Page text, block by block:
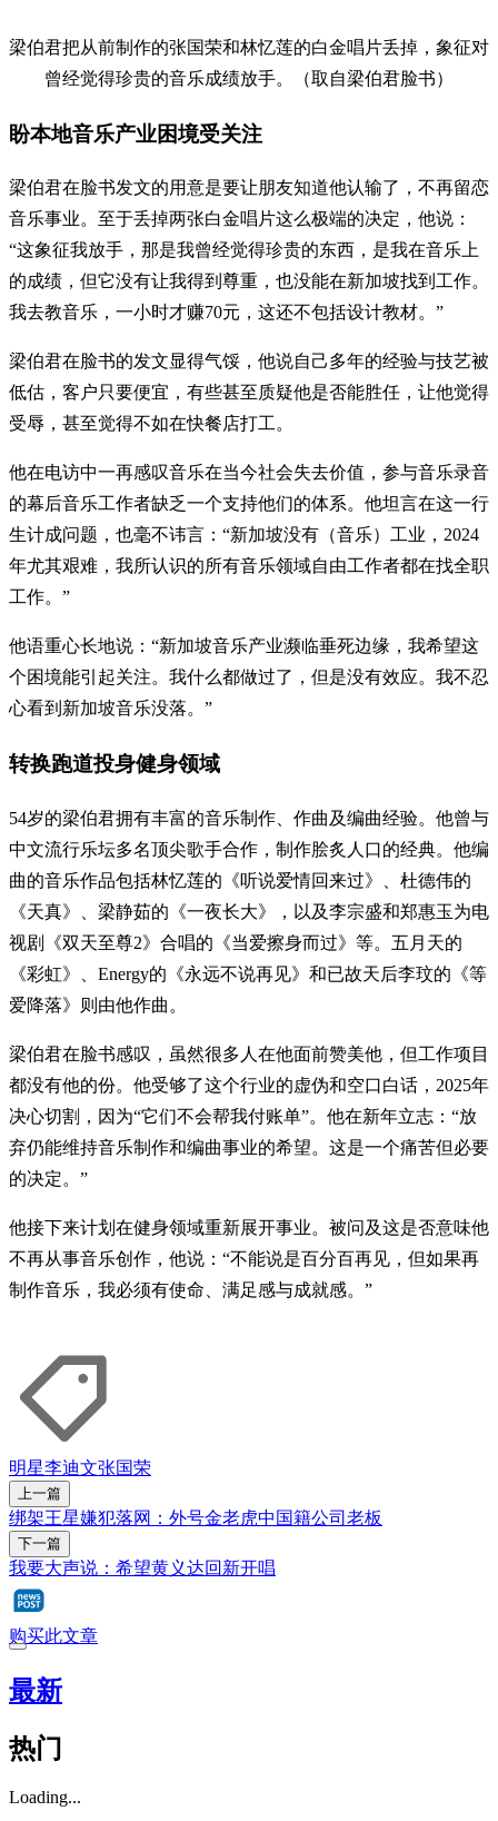
梁伯君把从前制作的张国荣和林忆莲的白金唱片丢掉，象征对
曾经觉得珍贵的音乐成绩放手。（取自梁伯君脸书）
盼本地音乐产业困境受关注
梁伯君在脸书发文的用意是要让朋友知道他认输了，不再留恋
音乐事业。至于丢掉两张白金唱片这么极端的决定，他说：
“这象征我放手，那是我曾经觉得珍贵的东西，是我在音乐上
的成绩，但它没有让我得到尊重，也没能在新加坡找到工作。
我去教音乐，一小时才赚70元，这还不包括设计教材。”
梁伯君在脸书的发文显得气馁，他说自己多年的经验与技艺被
低估，客户只要便宜，有些甚至质疑他是否能胜任，让他觉得
受辱，甚至觉得不如在快餐店打工。
他在电访中一再感叹音乐在当今社会失去价值，参与音乐录音
的幕后音乐工作者缺乏一个支持他们的体系。他坦言在这一行
生计成问题，也毫不讳言：“新加坡没有（音乐）工业，2024
年尤其艰难，我所认识的所有音乐领域自由工作者都在找全职
工作。”
他语重心长地说：“新加坡音乐产业濒临垂死边缘，我希望这
个困境能引起关注。我什么都做过了，但是没有效应。我不忍
心看到新加坡音乐没落。”
转换跑道投身健身领域
54岁的梁伯君拥有丰富的音乐制作、作曲及编曲经验。他曾与
中文流行乐坛多名顶尖歌手合作，制作脍炙人口的经典。他编
曲的音乐作品包括林忆莲的《听说爱情回来过》、杜德伟的
《天真》、梁静茹的《一夜长大》，以及李宗盛和郑惠玉为电
视剧《双天至尊2》合唱的《当爱擦身而过》等。五月天的
《彩虹》、Energy的《永远不说再见》和已故天后李玟的《等
爱降落》则由他作曲。
梁伯君在脸书感叹，虽然很多人在他面前赞美他，但工作项目
都没有他的份。他受够了这个行业的虚伪和空口白话，2025年
决心切割，因为“它们不会帮我付账单”。他在新年立志：“放
弃仍能维持音乐制作和编曲事业的希望。这是一个痛苦但必要
的决定。”
他接下来计划在健身领域重新展开事业。被问及这是否意味他
不再从事音乐创作，他说：“不能说是百分百再见，但如果再
制作音乐，我必须有使命、满足感与成就感。”
明星李迪文张国荣
上一篇
绑架王星嫌犯落网：外号金老虎中国籍公司老板
下一篇
我要大声说：希望黄义达回新开唱
购买此文章
最新
热门
Loading...